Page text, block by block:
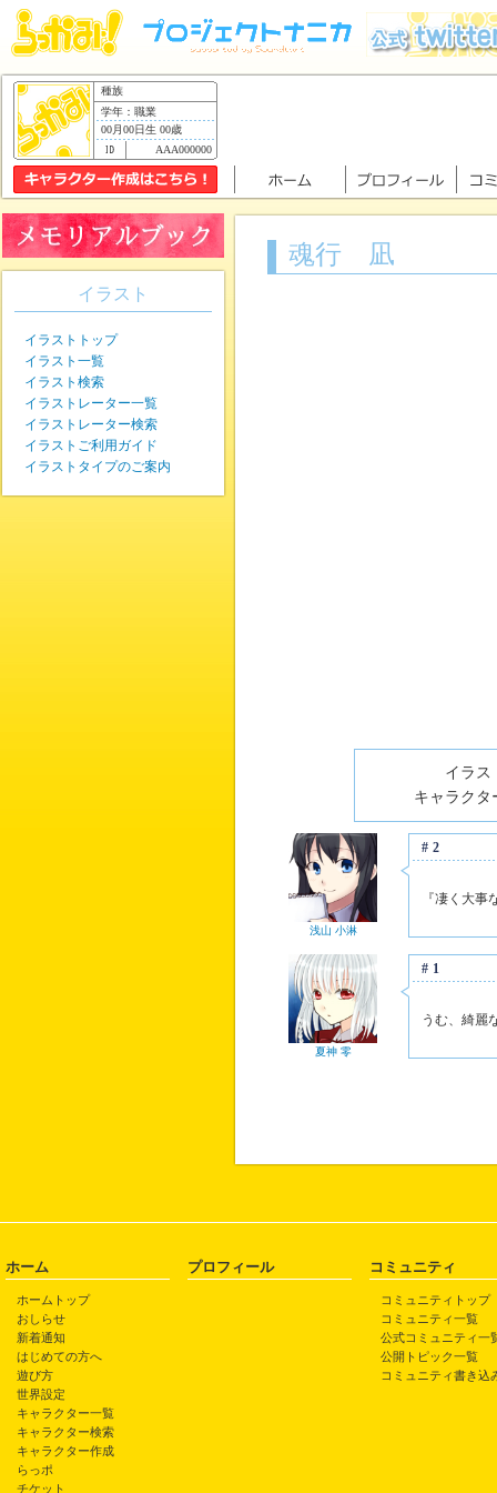
種族
学年：職業
00月00日生 00歳
AAA000000
魂行 凪
イラス
キャラクタ
浅山 小淋
#2
『凄く大
夏神 零
#1
うむ、綺麗
イラスト
イラストトップ
イラスト一覧
イラスト検索
イラストレーター一覧
イラストレーター検索
イラストご利用ガイド
イラストタイプのご案内
ホーム
ホームトップ
おしらせ
新着通知
はじめての方へ
遊び方
世界設定
キャラクター一覧
キャラクター検索
キャラクター作成
らっポ
チケット
プロフィール コミュニティ
コミュニティトップ
コミュニティ一覧
公式コミュニティ一
公開トピック一覧
コミュニティ書き込